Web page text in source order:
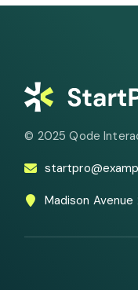
© 2025Qode
Madison Avenue